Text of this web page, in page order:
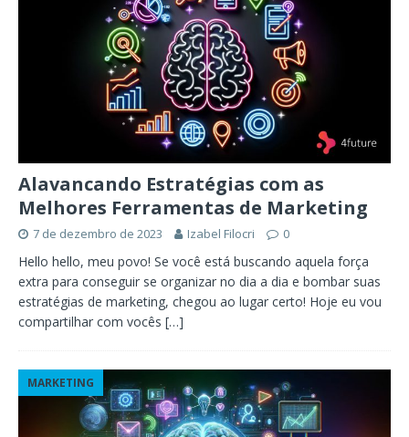
Alavancando Estratégias com as
Melhores Ferramentas de Marketing
7 de dezembro de 2023 Izabel Filocri 0
Hello hello, meu povo! Se você está buscando aquela força
extra para conseguir se organizar no dia a dia e bombar suas
estratégias de marketing, chegou ao lugar certo! Hoje eu vou
compartilhar com vocês […]
MARKETING